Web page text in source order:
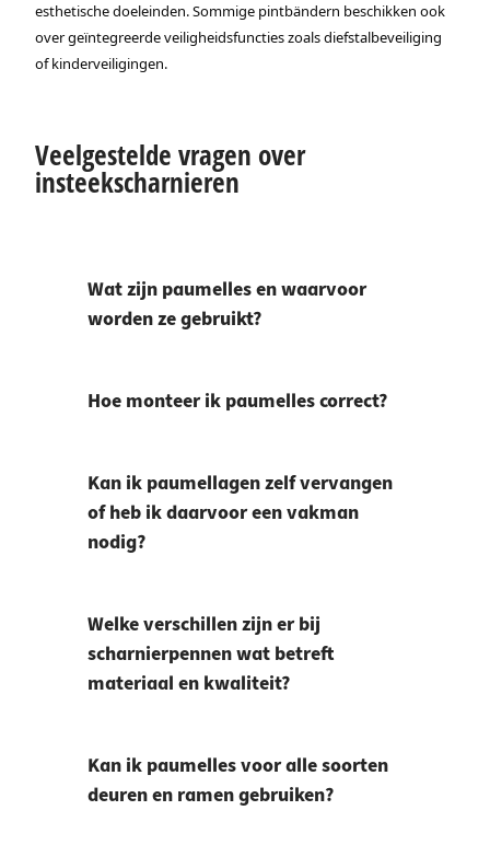
esthetische doeleinden. Sommige pintbändern beschikken ook
over geïntegreerde veiligheidsfuncties zoals diefstalbeveiliging
of kinderveiligingen.
Veelgestelde vragen over
insteekscharnieren
Wat zijn paumelles en waarvoor
worden ze gebruikt?
Hoe monteer ik paumelles correct?
Kan ik paumellagen zelf vervangen
of heb ik daarvoor een vakman
nodig?
Welke verschillen zijn er bij
scharnierpennen wat betreft
materiaal en kwaliteit?
Kan ik paumelles voor alle soorten
deuren en ramen gebruiken?